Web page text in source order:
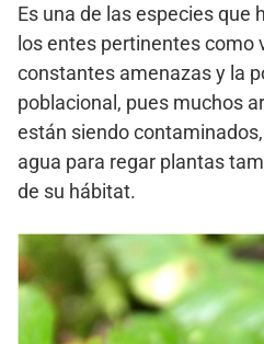
Es una de las especies que
los entes pertinentes como
constantes amenazas y la
poblacional, pues muchos
están siendo
agua para regar plantas
de su hábitat.